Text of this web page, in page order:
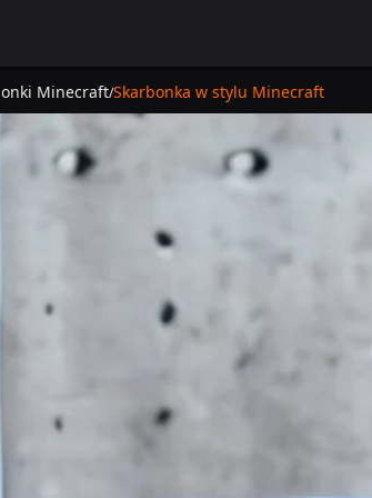
Minecraft/Skarbonka w stylu Minecraft